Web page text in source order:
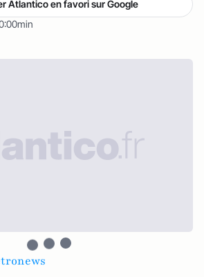
Atlantico en favori sur Google